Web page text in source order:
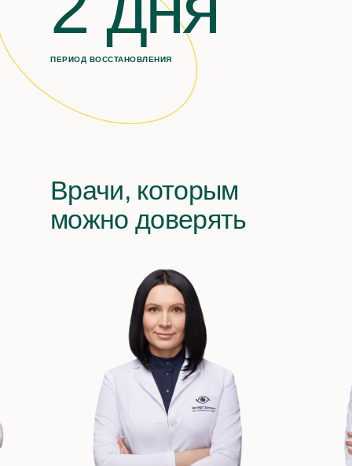
ПЕРИОД ВОССТАНОВЛЕНИЯ
Врачи, которым
можно доверять